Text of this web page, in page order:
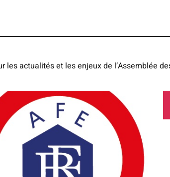
les actualités et les enjeux de l’Assemblée